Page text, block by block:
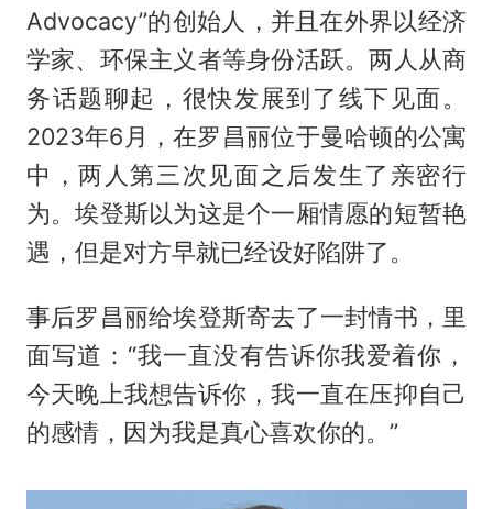
Advocacy”的创始人，并且在外界以经济
学家、环保主义者等身份活跃。两人从商
务话题聊起，很快发展到了线下见面。
2023年6月，在罗昌丽位于曼哈顿的公寓
中，两人第三次见面之后发生了亲密行
为。埃登斯以为这是个一厢情愿的短暂艳
遇，但是对方早就已经设好陷阱了。
事后罗昌丽给埃登斯寄去了一封情书，里
面写道：“我一直没有告诉你我爱着你，
今天晚上我想告诉你，我一直在压抑自己
的感情，因为我是真心喜欢你的。”